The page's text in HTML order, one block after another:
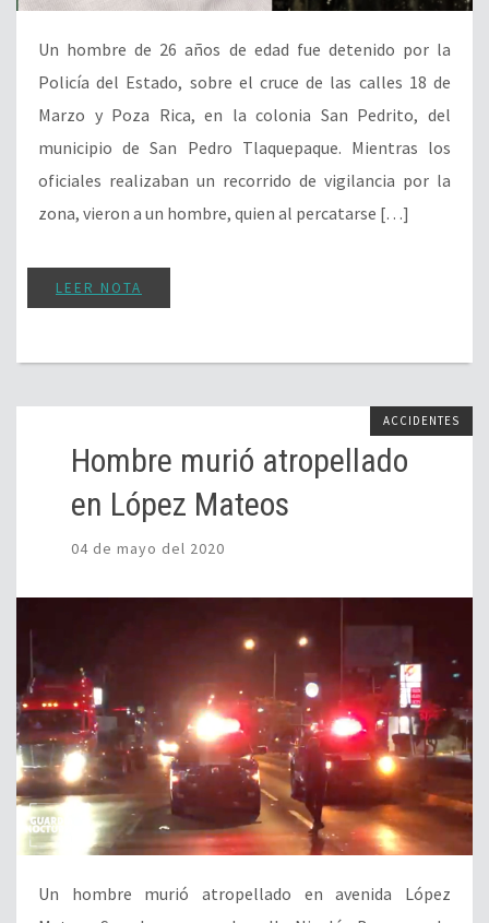
Un hombre de 26 años de edad fue detenido por la
Policía del Estado, sobre el cruce de las calles 18 de
Marzo y Poza Rica, en la colonia San Pedrito, del
municipio de San Pedro Tlaquepaque. Mientras los
oficiales realizaban un recorrido de vigilancia por la
zona, vieron a un hombre, quien al percatarse […]
LEER NOTA
ACCIDENTES
Hombre murió atropellado
en López Mateos
04 de mayo del 2020
Un hombre murió atropellado en avenida López